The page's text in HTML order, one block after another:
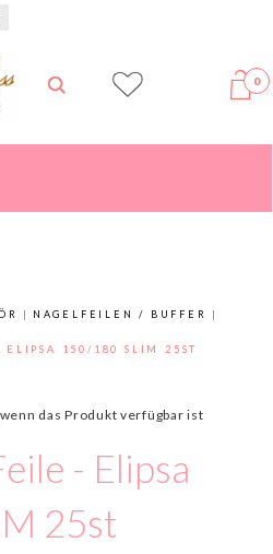
0
NAGELFEILEN / BUFFER
ELIPSA 150/180 SLIM 25ST
das Produkt verfügbar ist
- Elipsa
25st